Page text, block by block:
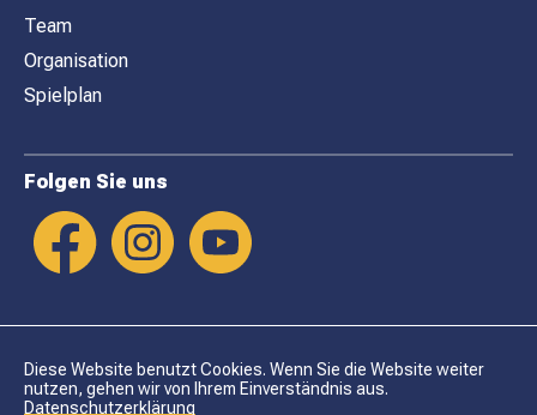
Team
Organisation
Spielplan
Folgen Sie uns
Diese Website benutzt Cookies. Wenn Sie die Website weiter
nutzen, gehen wir von Ihrem Einverständnis aus.
Datenschutzerklärung